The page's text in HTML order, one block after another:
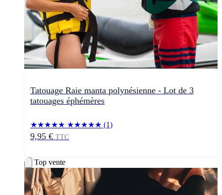
Tatouage Raie manta polynésienne - Lot de 3
tatouages éphémères
★★★★★ ★★★★★ (1)
9,95 € TTC
Top vente